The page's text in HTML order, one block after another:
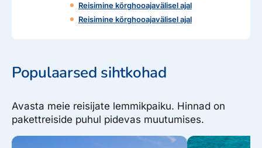
Reisimine kõrghooajavälisel ajal
Reisimine kõrghooajavälisel ajal
Populaarsed sihtkohad
Avasta meie reisijate lemmikpaiku. Hinnad on
pakettreiside puhul pidevas muutumises.